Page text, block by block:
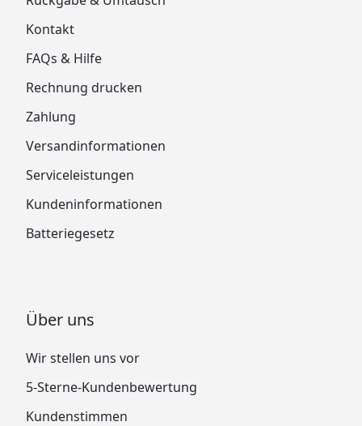
Kontakt
FAQs & Hilfe
Rechnung drucken
Zahlung
Versandinformationen
Serviceleistungen
Kundeninformationen
Batteriegesetz
Über uns
Wir stellen uns vor
5-Sterne-Kundenbewertung
Kundenstimmen